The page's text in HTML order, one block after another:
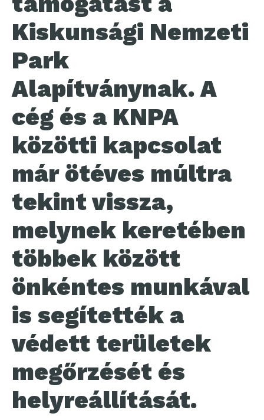
Kiskunsági Nemzeti
Park
Alapítványnak. A
cég és a KNPA
közötti kapcsolat
már ötéves múltra
tekint vissza,
melynek keretében
többek között
önkéntes munkával
is segítették a
védett területek
megőrzését és
helyreállítását.